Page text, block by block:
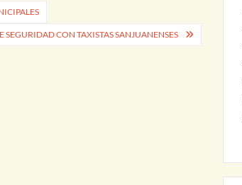
CON TAXISTAS SANJUANENSES